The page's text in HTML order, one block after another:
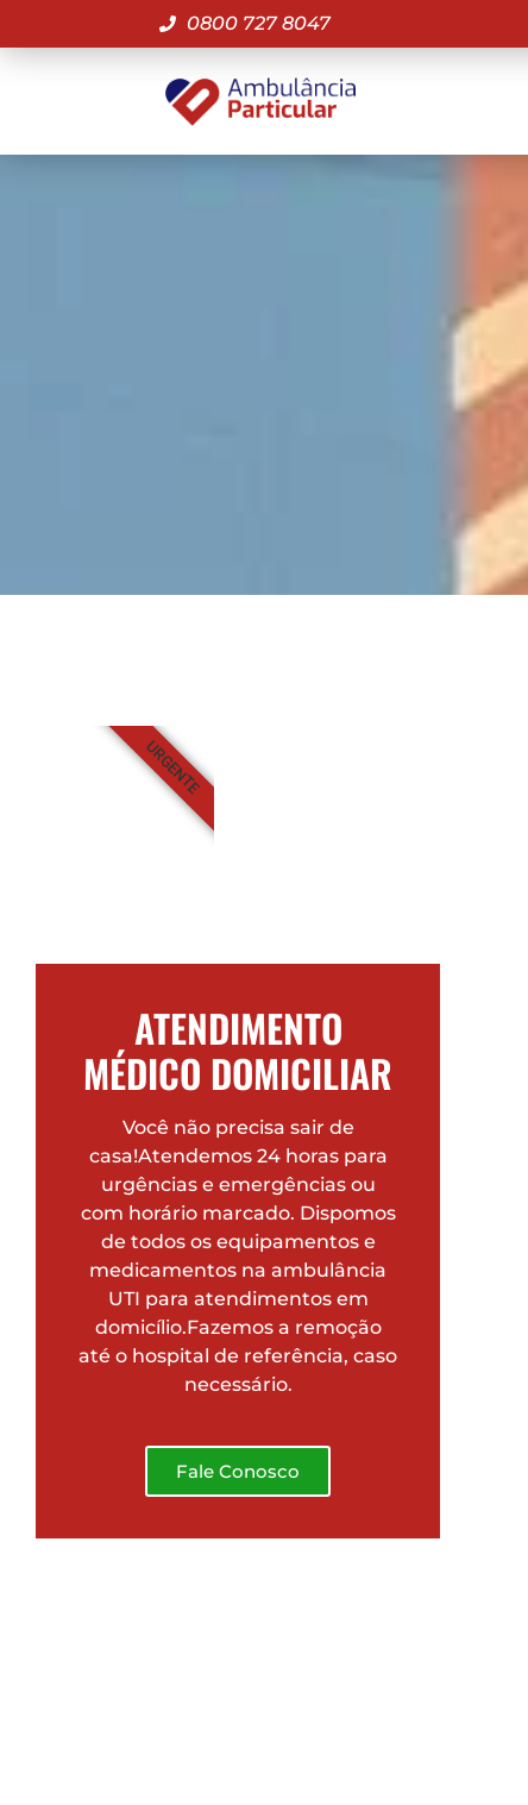
0800 727 8047
ATENDIMENTO
MÉDICO DOMICILIAR
Você não precisa sair de
casa!Atendemos 24 horas para
urgências e emergências ou
com horário marcado. Dispomos
de todos os equipamentos e
medicamentos na ambulância
UTI para atendimentos em
domicílio.Fazemos a remoção
até o hospital de referência, caso
necessário.
Fale Conosco
URGENTE